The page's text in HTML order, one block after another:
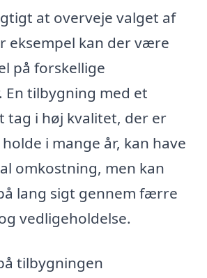
at overveje valget af
eksempel kan der være
på forskellige
tilbygning med et
tag i høj kvalitet, der er
i mange år, kan have
omkostning, men kan
lang sigt gennem færre
vedligeholdelse.
tilbygningen